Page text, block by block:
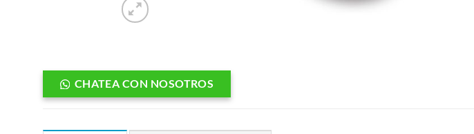
CHATEA CON NOSOTROS